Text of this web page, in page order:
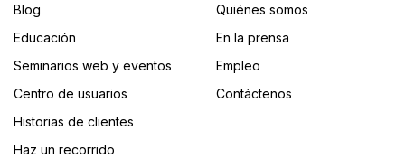
Blog
Educación
Seminarios web y eventos
Centro de usuarios
Historias de clientes
Haz un recorrido
Quiénes somos
En la prensa
Empleo
Contáctenos